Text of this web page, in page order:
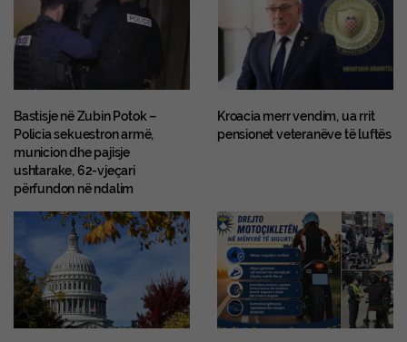
Bastisje në Zubin Potok –
Policia sekuestron armë,
municion dhe pajisje
ushtarake, 62-vjeçari
përfundon në ndalim
Kroacia merr vendim, ua rrit
pensionet veteranëve të luftës